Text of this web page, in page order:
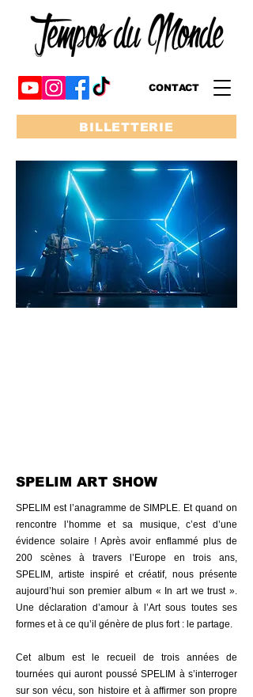
CONTACT
BILLETTERIE
SPELIM ART SHOW
SPELIM est l’anagramme de SIMPLE. Et quand on
rencontre l’homme et sa musique, c’est d’une
évidence solaire ! Après avoir enflammé plus de
200 scènes à travers l’Europe en trois ans,
SPELIM, artiste inspiré et créatif, nous présente
aujourd’hui son premier album « In art we trust ».
Une déclaration d’amour à l’Art sous toutes ses
formes et à ce qu’il génère de plus fort : le partage.
Cet album est le recueil de trois années de
tournées qui auront poussé SPELIM à s’interroger
sur son vécu, son histoire et à affirmer son propre